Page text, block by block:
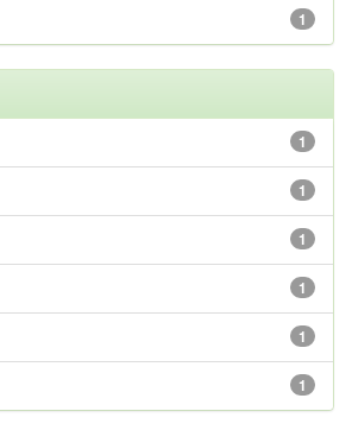
1
1
1
1
1
1
1